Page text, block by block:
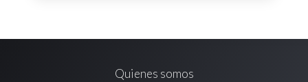
Quienes somos